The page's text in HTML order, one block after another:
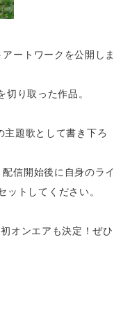
ートワークを公開しま
り取った作品。
主題歌として書き下ろ
信開始後に自身のライ
トしてください。
オンエアも決定！ぜひ